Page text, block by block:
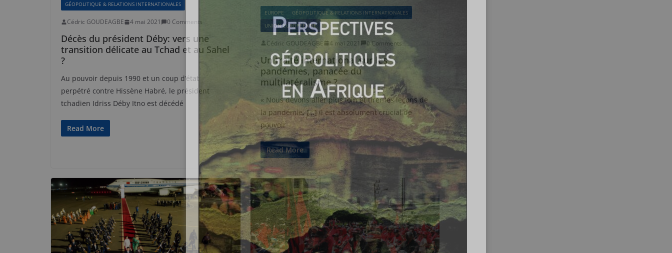
GÉOPOLITIQUE & RELATIONS INTERNATIONALES
Cédric GOUDEAGBE 4 mai 2021 0 Comments
Décès du président Déby: vers une
transition délicate au Tchad et au Sahel
?
Au pouvoir depuis 1990 et un coup d’état
perpétré contre Hissène Habré, le président
tchadien Idriss Déby Itno est décédé
Read More
EUROPE
GÉOPOLITIQUE & RELATIONS INTERNATIONALES
UNION EUROPÉENNE
Cédric GOUDEAGBE 4 mai 2021 0 Comments
Un traité international sur les
pandémies, panacée du
multilatéralisme ?
« Nous devons aller plus loin et tirer les leçons de
la pandémie, […] il est absolument crucial de
pouvoir
Read More